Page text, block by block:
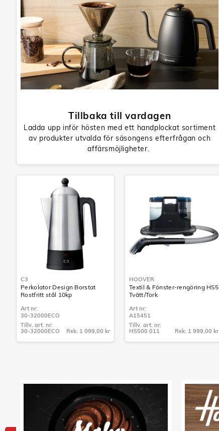
Tillbaka till vardagen
Ladda upp inför hösten med ett handplockat sortiment
av produkter utvalda för säsongens efterfrågan och
affärsmöjligheter.
C3
Perkolator Design Borstat
Rostfritt stål 10kp
Art nr:
30-32000ECO
30-32000ECO
Tillv. art. nr:
30-32000ECO
Rek: 1 099,00 kr
HOOVER
Textil & Fönster-rengöring HS5
Tvätt/Tork
Art nr:
A15451
HS500 011
Tillv. art. nr:
HS500 011
Rek: 1 999,00 kr